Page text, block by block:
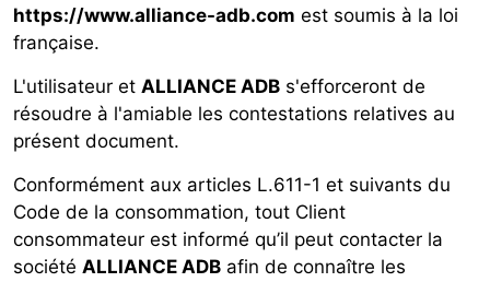
https://www.alliance-adb.com est soumis à la loi
française.
L'utilisateur et ALLIANCE ADB s'efforceront de
résoudre à l'amiable les contestations relatives au
présent document.
Conformément aux articles L.611-1 et suivants du
Code de la consommation, tout Client
consommateur est informé qu’il peut contacter la
société ALLIANCE ADB afin de connaître les